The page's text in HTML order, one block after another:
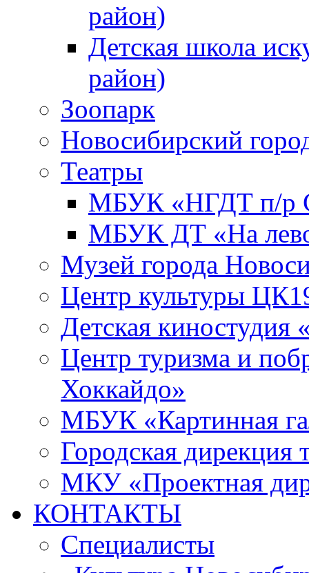
район)
Детская школа
район)
Зоопарк
Новосибирский
Театры
МБУК «НГДТ п/р
МБУК ДТ «На
Музей города
Центр культуры
Детская киностудия
Центр туризма и
Хоккайдо»
МБУК «Картинная
Городская дирекция
МКУ «Проектная
КОНТАКТЫ
Специалисты